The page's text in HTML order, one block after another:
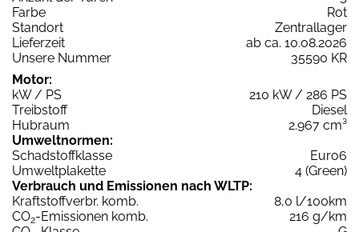
Farbe
Rot
Standort
Zentrallager
Lieferzeit
ab ca. 10.08.2026
Unsere Nummer
35590 KR
Motor:
kW / PS
210 kW / 286 PS
Treibstoff
Diesel
Hubraum
2.967 cm³
Umweltnormen:
Schadstoffklasse
Euro6
Umweltplakette
4 (Green)
Verbrauch und Emissionen nach WLTP:
Kraftstoffverbr. komb.
8,0 l/100km
CO2-Emissionen komb.
216 g/km